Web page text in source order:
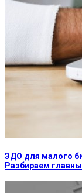
ЭДО для малого
Разбираем